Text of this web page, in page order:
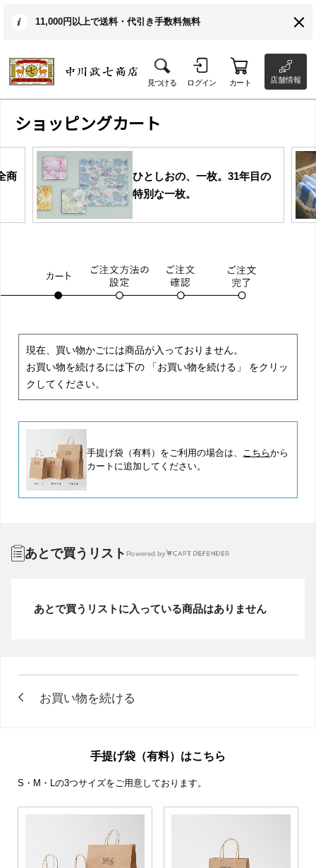
11,000円以上で送料・代引き手数料無料
見つける ログイン カート 店舗情報
ショッピングカート
商
ひとしおの、一枚。31年目の
特別な一枚。
現在、買い物かごには商品が入っておりません。
お買い物を続けるには下の 「お買い物を続ける」 をクリッ
クしてください。
手提げ袋（有料）をご利用の場合は、 こちらから
カートに追加してください。
あとで買うリスト Powered by
あとで買うリストに入っている商品はありません
手提げ袋（有料）はこちら
S・M・Lの3つサイズをご用意しております。